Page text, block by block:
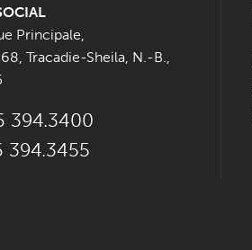
Principale,
Tracadie-Sheila, N.-B.,
394.3400
394.3455